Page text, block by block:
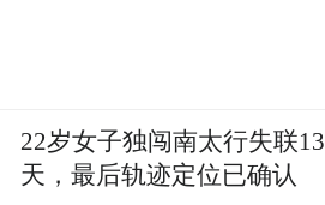
22岁女子独闯南太行失联13
天，最后轨迹定位已确认